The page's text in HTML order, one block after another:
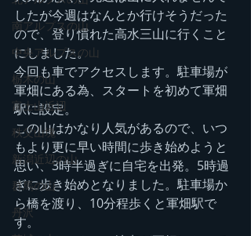
南アルプスの山
中央アルプスの山
栃木の山
富士山近辺
秩父山塊
新潟近辺の山
群馬の山
丹沢
したが今週はなんとか行けそうだった
ので、登り慣れた高水三山に行くこと
にしました。
今回も車でアクセスします。駐車場が
軍畑にある為、スタートを初めて軍畑
駅に設定。
この山はかなり人気があるので、いつ
もより更に早い時間に歩き始めようと
思い、3時半過ぎに自宅を出発。5時過
ぎに歩き始めとなりました。駐車場か
ら橋を渡り、10分程歩くと軍畑駅で
す。